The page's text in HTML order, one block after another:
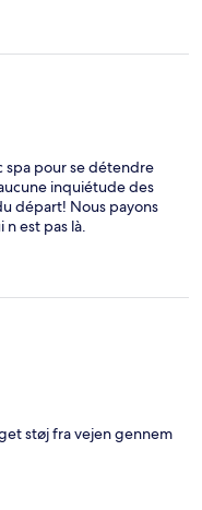
spa pour se détendre
inquiétude des
départ! Nous payons
est pas là.
støj fra vejen gennem